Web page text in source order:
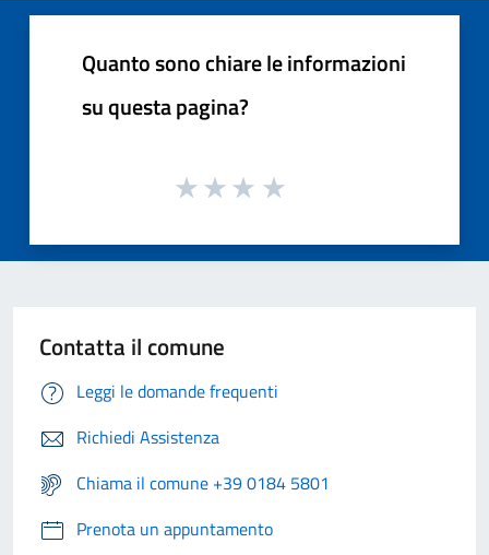
Quanto sono chiare le informazioni
su questa pagina?
Contatta il comune
Leggi le domande frequenti
Richiedi Assistenza
Chiama il comune +39 0184 5801
Prenota un appuntamento